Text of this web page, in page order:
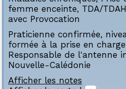
femme enceinte, TDA/TDAH
avec Provocation
Praticienne confirmée,
formée à la prise en
Responsable de l'antenne
Nouvelle-Calédonie
Afficher les notes